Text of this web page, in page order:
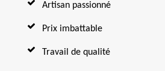
Artisan passionné
Prix imbattable
Travail de qualité